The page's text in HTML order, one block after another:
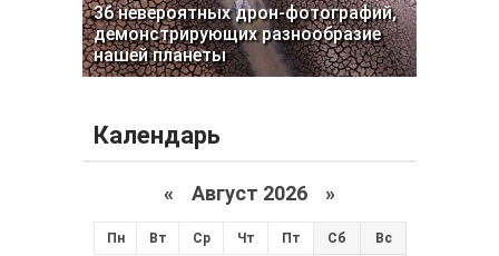
36 невероятных дрон-фотографий,
демонстрирующих разнообразие
нашей планеты
Календарь
« Август 2026 »
Пн Вт Ср Чт Пт Сб Вс